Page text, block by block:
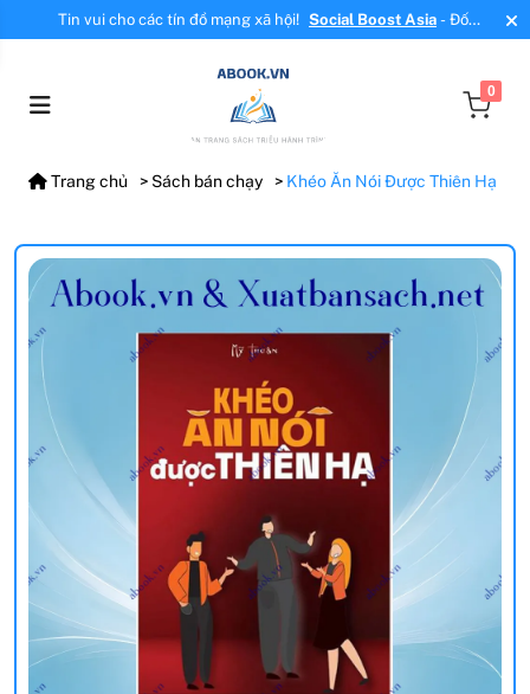
Tin vui cho các tín đồ mạng xã hội! Social Boost Asia- Đối
tác mới, cung cấp dịch vụ tăng tương tác, tăng follow uy tín!
0
Trang chủ Sách bán chạy Khéo Ăn Nói Được Thiên Hạ